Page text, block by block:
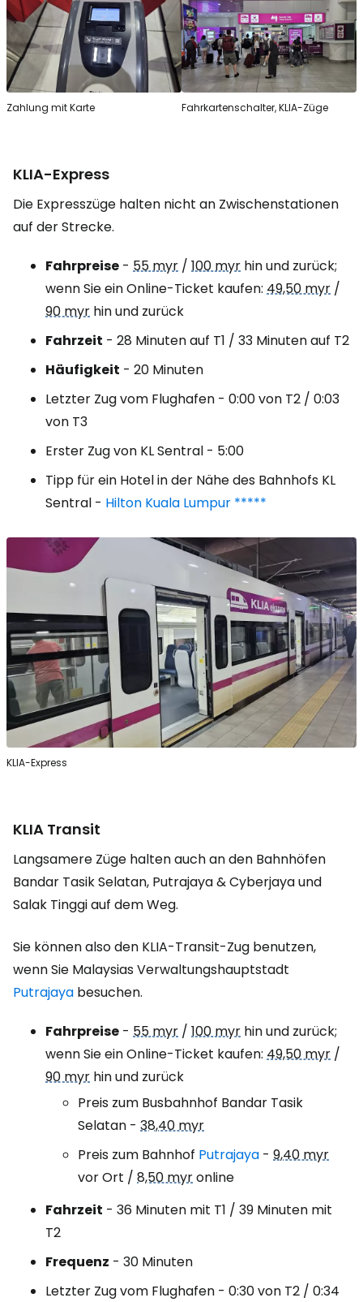
Zahlung mit Karte Fahrkartenschalter, KLIA-Züge
KLIA-Express
Die Expresszüge halten nicht an Zwischenstationen
auf der Strecke.
Fahrpreise - 55 myr / 100 myr hin und zurück;
wenn Sie ein Online-Ticket kaufen: 49,50 myr /
90 myr hin und zurück
Fahrzeit - 28 Minuten auf T1 / 33 Minuten auf T2
Häufigkeit - 20 Minuten
Letzter Zug vom Flughafen - 0:00 von T2 / 0:03
von T3
Erster Zug von KL Sentral - 5:00
Tipp für ein Hotel in der Nähe des Bahnhofs KL
Sentral - Hilton Kuala Lumpur *****
KLIA-Express
KLIA Transit
Langsamere Züge halten auch an den Bahnhöfen
Bandar Tasik Selatan, Putrajaya & Cyberjaya und
Salak Tinggi auf dem Weg.
Sie können also den KLIA-Transit-Zug benutzen,
wenn Sie Malaysias Verwaltungshauptstadt
Putrajaya besuchen.
Fahrpreise - 55 myr / 100 myr hin und zurück;
wenn Sie ein Online-Ticket kaufen: 49,50 myr /
90 myr hin und zurück
Preis zum Busbahnhof Bandar Tasik
Selatan - 38,40 myr
Preis zum Bahnhof Putrajaya - 9,40 myr
vor Ort / 8,50 myronline
Fahrzeit - 36 Minuten mit T1 / 39 Minuten mit
T2
Frequenz - 30 Minuten
Letzter Zug vom Flughafen - 0:30 von T2 / 0:34